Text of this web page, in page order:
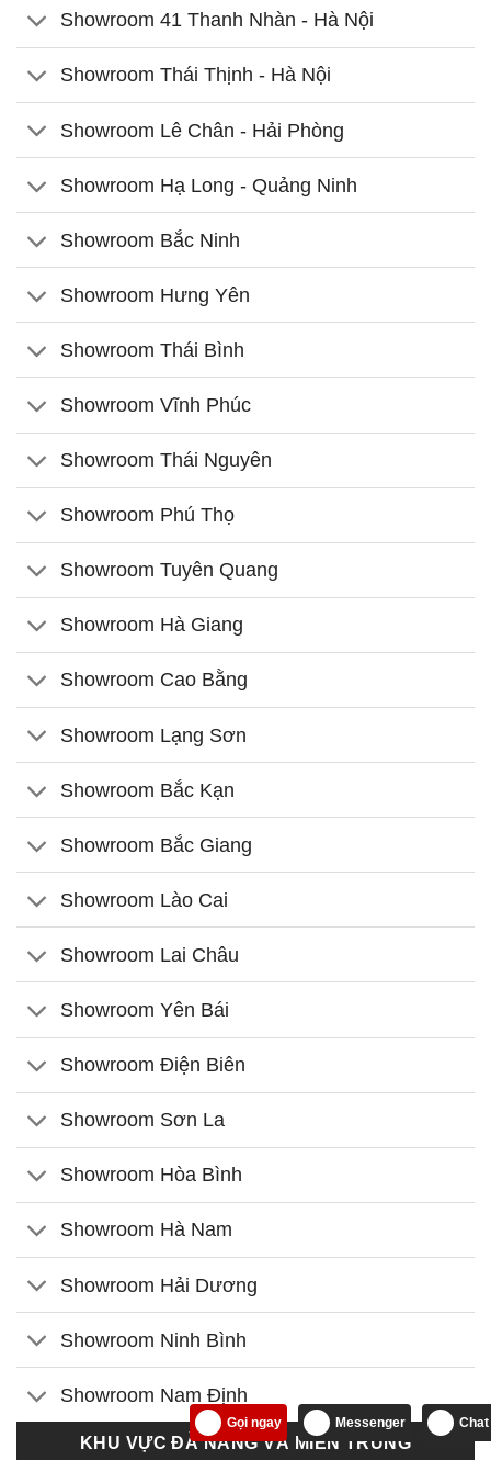
Showroom 41 Thanh Nhàn - Hà Nội
Showroom Thái Thịnh - Hà Nội
Showroom Lê Chân - Hải Phòng
Showroom Hạ Long - Quảng Ninh
Showroom Bắc Ninh
Showroom Hưng Yên
Showroom Thái Bình
Showroom Vĩnh Phúc
Showroom Thái Nguyên
Showroom Phú Thọ
Showroom Tuyên Quang
Showroom Hà Giang
Showroom Cao Bằng
Showroom Lạng Sơn
Showroom Bắc Kạn
Showroom Bắc Giang
Showroom Lào Cai
Showroom Lai Châu
Showroom Yên Bái
Showroom Điện Biên
Showroom Sơn La
Showroom Hòa Bình
Showroom Hà Nam
Showroom Hải Dương
Showroom Ninh Bình
Showroom Nam Định
KHU VỰC ĐÀ NẴNG VÀ MIỀN TRUNG
Gọi ngay Messenger